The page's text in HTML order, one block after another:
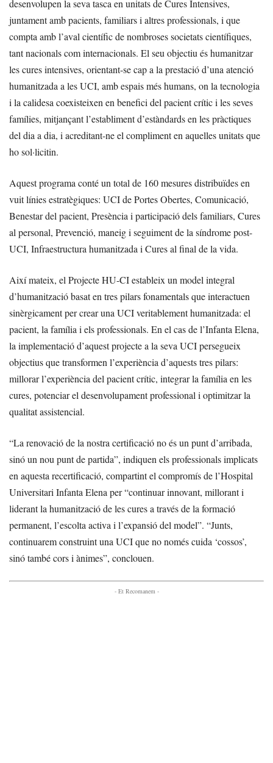
desenvolupen la seva tasca en unitats de Cures Intensives,
juntament amb pacients, familiars i altres professionals, i que
compta amb l’aval científic de nombroses societats científiques,
tant nacionals com internacionals. El seu objectiu és humanitzar
les cures intensives, orientant-se cap a la prestació d’una atenció
humanitzada a les UCI, amb espais més humans, on la tecnologia
i la calidesa coexisteixen en benefici del pacient crític i les seves
famílies, mitjançant l’establiment d’estàndards en les pràctiques
del dia a dia, i acreditant-ne el compliment en aquelles unitats que
ho sol·licitin.
Aquest programa conté un total de 160 mesures distribuïdes en
vuit línies estratègiques: UCI de Portes Obertes, Comunicació,
Benestar del pacient, Presència i participació dels familiars, Cures
al personal, Prevenció, maneig i seguiment de la síndrome post-
UCI, Infraestructura humanitzada i Cures al final de la vida.
Així mateix, el Projecte HU-CI estableix un model integral
d’humanització basat en tres pilars fonamentals que interactuen
sinèrgicament per crear una UCI veritablement humanitzada: el
pacient, la família i els professionals. En el cas de l’Infanta Elena,
la implementació d’aquest projecte a la seva UCI persegueix
objectius que transformen l’experiència d’aquests tres pilars:
millorar l’experiència del pacient crític, integrar la família en les
cures, potenciar el desenvolupament professional i optimitzar la
qualitat assistencial.
“La renovació de la nostra certificació no és un punt d’arribada,
sinó un nou punt de partida”, indiquen els professionals implicats
en aquesta recertificació, compartint el compromís de l’Hospital
Universitari Infanta Elena per “continuar innovant, millorant i
liderant la humanització de les cures a través de la formació
permanent, l’escolta activa i l’expansió del model”. “Junts,
continuarem construint una UCI que no només cuida ‘cossos’,
sinó també cors i ànimes”, conclouen.
- Et Recomanem -